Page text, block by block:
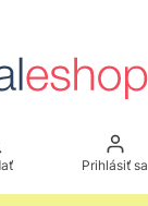
vyhľadávač
Prihlásiť sa